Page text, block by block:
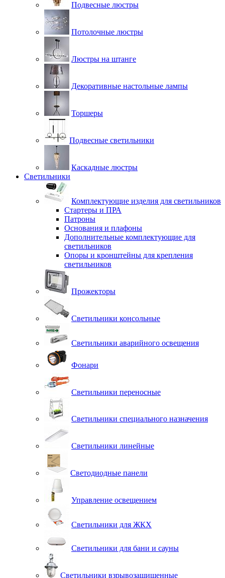
Подвесные люстры
Потолочные люстры
Люстры на штанге
Декоративные настольные лампы
Торшеры
Подвесные светильники
Каскадные люстры
Светильники
Комплектующие изделия для светильников
Стартеры и ПРА
Патроны
Основания и плафоны
Дополнительные комплектующие для
светильников
Опоры и кронштейны для крепления
светильников
Прожекторы
Светильники консольные
Светильники аварийного освещения
Фонари
Светильники переносные
Светильники специального назначения
Светильники линейные
Светодиодные панели
Управление освещением
Светильники для ЖКХ
Светильники для бани и сауны
Светильники взрывозащищенные